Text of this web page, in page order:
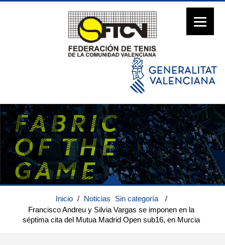
Inicio / Noticias Sin categoría
/
Francisco Andreu y Silvia Vargas se imponen en la
séptima cita del Mutua Madrid Open sub16, en Murcia